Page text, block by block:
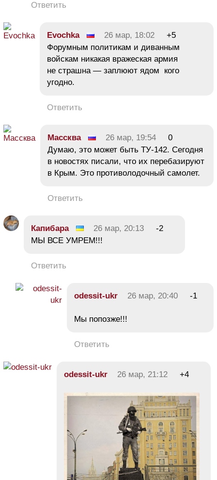
Ответить
Evochka 26 мар, 18:02
+5
Форумным политикам и диванным
войскам никакая вражеская армия
не страшна — заплюют ядом кого
угодно.
Ответить
Массква 26 мар, 19:54
0
Думаю, это может быть ТУ-142. Сегодня
в новостях писали, что их перебазируют
в Крым. Это противолодочный самолет.
Ответить
Капибара 26 мар, 20:13
-2
МЫ ВСЕ УМРЕМ!!!
Ответить
odessit-ukr 26 мар, 20:40 -1
Мы попозже!!!
Ответить
odessit-ukr 26 мар, 21:12 +4